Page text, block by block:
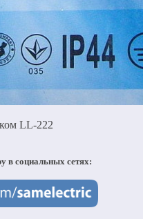
LL-222
в социальных сетях: